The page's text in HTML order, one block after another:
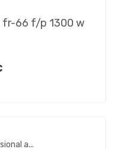
fr-66 f/p 1300 w